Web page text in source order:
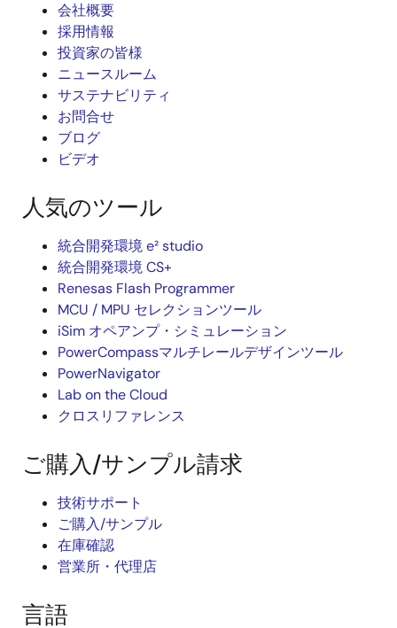
会社概要
採用情報
投資家の皆様
ニュースルーム
サステナビリティ
お問合せ
ブログ
ビデオ
人気のツール
統合開発環境 e² studio
統合開発環境 CS+
Renesas Flash Programmer
MCU / MPU セレクションツール
iSim オペアンプ・シミュレーション
PowerCompassマルチレールデザインツール
PowerNavigator
Lab on the Cloud
クロスリファレンス
ご購入/サンプル請求
技術サポート
ご購入/サンプル
在庫確認
営業所・代理店
言語